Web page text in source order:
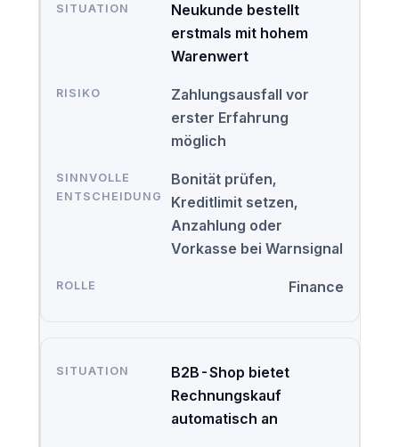
Neukunde bestellt
erstmals mit hohem
Warenwert
Zahlungsausfall vor
erster Erfahrung
möglich
Bonität prüfen,
Kreditlimit setzen,
Anzahlung oder
Vorkasse bei Warnsignal
Finance
B2B-Shop bietet
Rechnungskauf
automatisch an